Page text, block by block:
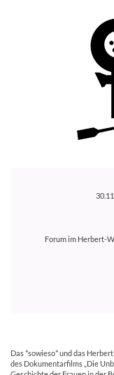
Forum im Herbert-
Das *sowieso* und das
des Dokumentarfilms „Die